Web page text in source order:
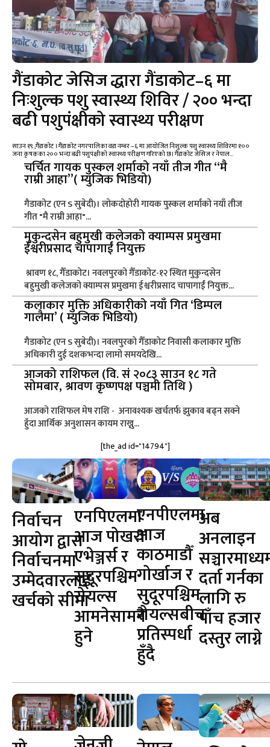
गैंडाकोट जेसिज द्धारा गैंडाकोट–६ मा
निःशुल्क पशु स्वास्थ्य शिविर / २०० भन्दा
बढी पशुपंक्षीको स्वास्थ्य परीक्षण
साउन १९ ,गैंडाकोट । गैंडाकोट नगरपालिका वडा नम्बर –६ मा आयोजित निःशुल्क पशु स्वास्थ्य शिविरमा १००
जना कृषकका २०० भन्दा बढी पशुपंक्षीको स्वास्थ्य परीक्षण गरिएको छ। गैंडाकोट जेसिज र नेपाल...
चर्चित गायक पुस्कल शर्माको नयाँ तीज गीत “मै
राम्री आहा”( म्युजिक भिडियो)
गैडाकोट (एन S सुबेदी)। लोकदोहोरी गायक पुस्कल शर्माको नयाँ तीज
गीत "मै राम्री आहा"...
मुकुन्दसेन बहुमुखी कलेजको क्याम्पस प्रमुखमा
ईश्वरीप्रसाद चापागाईं नियुक्त
श्रावण १८, गैँडाकोट। नवलपुरको गैँडाकोट-१२ स्थित मुकुन्दसेन
बहुमुखी कलेजको क्याम्पस प्रमुखमा ईश्वरीप्रसाद चापागाईं नियुक्त...
कलाकार मुक्ति अधिकारीको नयाँ गित ‘डिम्पल
गालैमा’ ( म्युजिक भिडियो)
गैडाकोट (एन S सुबेदी)। नवलपुरको गैँडाकोट निवासी कलाकार मुक्ति
अधिकारी दुई दशकभन्दा लामो समयदेखि...
आजको राशिफल (वि. सं २०८३ साउन १८ गते
सोमबार, श्रावण कृष्णपक्ष पञ्चमी तिथि )
आजको राशिफल मेष राशि - अनावश्यक खर्चतर्फ झुकाव बढ्न सक्ने
हुँदा आर्थिक अनुशासन कायम राख्नु...
[the_ad id="14794"]
निर्वाचन
आयोग द्वारा
निर्वाचनमा
उम्मेदवारलाई
खर्चको सीमा
एनपिएलमा
आज पोखरा
एभेञ्जर्स र
सुदूरपश्चिम
रोयल्स
आमनेसामने
हुने
एनपीएलमा
आज
काठमाडौँ
गोर्खाज र
सुदूरपश्चिम
रोयल्सबीच
प्रतिस्पर्धा
हुँदै
अब
अनलाइन
दर्ता गर्नका
लागि रु
पाँच हजार
दस्तुर लाग्ने